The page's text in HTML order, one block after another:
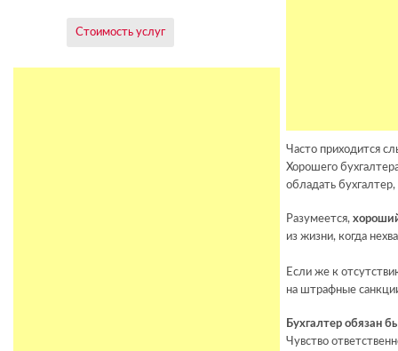
Часто приходится
Хорошего
обладать
Разумеется,
из жизни, когда
Если же к
на штрафные
Бухгалтер обязан
Чувство
Стоимость услуг